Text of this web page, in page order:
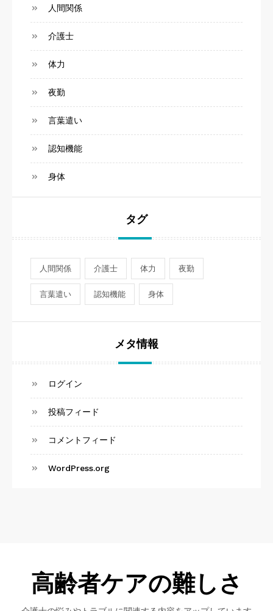
人間関係
介護士
体力
夜勤
言葉遣い
認知機能
身体
タグ
人間関係 介護士 体力 夜勤
言葉遣い 認知機能 身体
メタ情報
ログイン
投稿フィード
コメントフィード
WordPress.org
高齢者ケアの難しさ